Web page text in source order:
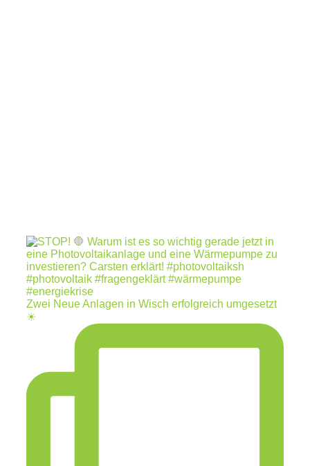
Zwei Neue Anlagen in Wisch erfolgreich umgesetzt
☀